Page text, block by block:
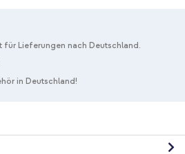
für Lieferungen nach Deutschland.
in Deutschland!